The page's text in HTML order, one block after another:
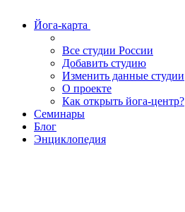
Йога-карта
Все студии России
Добавить студию
Изменить данные студии
О проекте
Как открыть йога-центр?
Семинары
Блог
Энциклопедия